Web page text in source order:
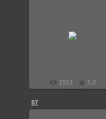
1513 5.0
07